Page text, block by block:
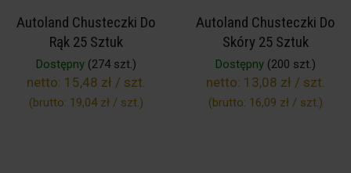
Autoland Chusteczki Do
Rąk 25 Sztuk
Dostępny(274 szt.)
netto: 15,48 zł / szt.
(brutto: 19,04 zł / szt.)
Autoland Chusteczki Do
Skóry 25 Sztuk
Dostępny(200 szt.)
netto: 13,08 zł / szt.
(brutto: 16,09 zł / szt.)